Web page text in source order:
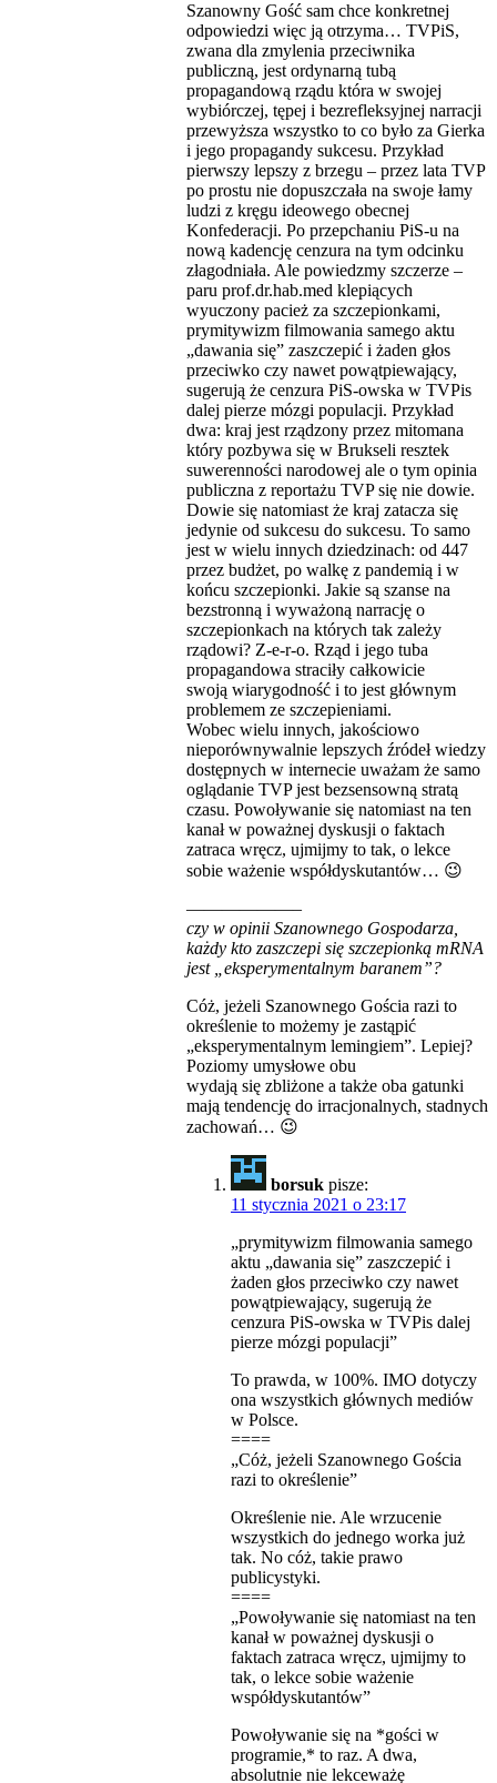
Szanowny Gość sam chce konkretnej
odpowiedzi więc ją otrzyma… TVPiS,
zwana dla zmylenia przeciwnika
publiczną, jest ordynarną tubą
propagandową rządu która w swojej
wybiórczej, tępej i bezrefleksyjnej narracji
przewyższa wszystko to co było za Gierka
i jego propagandy sukcesu. Przykład
pierwszy lepszy z brzegu – przez lata TVP
po prostu nie dopuszczała na swoje łamy
ludzi z kręgu ideowego obecnej
Konfederacji. Po przepchaniu PiS-u na
nową kadencję cenzura na tym odcinku
złagodniała. Ale powiedzmy szczerze –
paru prof.dr.hab.med klepiących
wyuczony pacież za szczepionkami,
prymitywizm filmowania samego aktu
„dawania się” zaszczepić i żaden głos
przeciwko czy nawet powątpiewający,
sugerują że cenzura PiS-owska w TVPis
dalej pierze mózgi populacji. Przykład
dwa: kraj jest rządzony przez mitomana
który pozbywa się w Brukseli resztek
suwerenności narodowej ale o tym opinia
publiczna z reportażu TVP się nie dowie.
Dowie się natomiast że kraj zatacza się
jedynie od sukcesu do sukcesu. To samo
jest w wielu innych dziedzinach: od 447
przez budżet, po walkę z pandemią i w
końcu szczepionki. Jakie są szanse na
bezstronną i wyważoną narrację o
szczepionkach na których tak zależy
rządowi? Z-e-r-o. Rząd i jego tuba
propagandowa straciły całkowicie
swoją wiarygodność i to jest głównym
problemem ze szczepieniami.
Wobec wielu innych, jakościowo
nieporównywalnie lepszych źródeł wiedzy
dostępnych w internecie uważam że samo
oglądanie TVP jest bezsensowną stratą
czasu. Powoływanie się natomiast na ten
kanał w poważnej dyskusji o faktach
zatraca wręcz, ujmijmy to tak, o lekce
sobie ważenie współdyskutantów… 😉
——————–
czy w opinii Szanownego Gospodarza,
każdy kto zaszczepi się szczepionką mRNA
jest „eksperymentalnym baranem”?
Cóż, jeżeli Szanownego Gościa razi to
określenie to możemy je zastąpić
„eksperymentalnym lemingiem”. Lepiej?
Poziomy umysłowe obu
wydają się zbliżone a także oba gatunki
mają tendencję do irracjonalnych, stadnych
zachowań… 😉
borsuk pisze:
11 stycznia 2021 o 23:17
„prymitywizm filmowania samego
aktu „dawania się” zaszczepić i
żaden głos przeciwko czy nawet
powątpiewający, sugerują że
cenzura PiS-owska w TVPis dalej
pierze mózgi populacji”
To prawda, w 100%. IMO dotyczy
ona wszystkich głównych mediów
w Polsce.
====
„Cóż, jeżeli Szanownego Gościa
razi to określenie”
Określenie nie. Ale wrzucenie
wszystkich do jednego worka już
tak. No cóż, takie prawo
publicystyki.
====
„Powoływanie się natomiast na ten
kanał w poważnej dyskusji o
faktach zatraca wręcz, ujmijmy to
tak, o lekce sobie ważenie
współdyskutantów”
Powoływanie się na *gości w
programie,* to raz. A dwa,
absolutnie nie lekceważę